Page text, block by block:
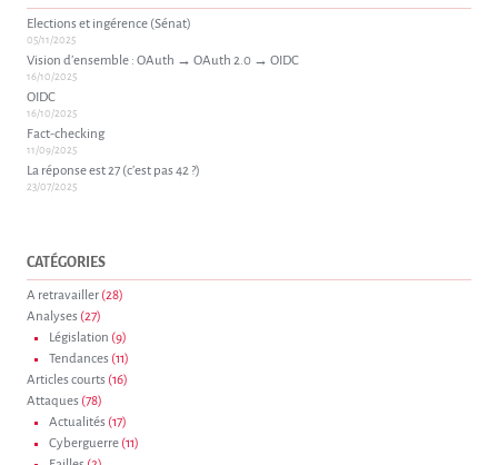
Elections et ingérence (Sénat)
05/11/2025
Vision d’ensemble : OAuth → OAuth 2.0 → OIDC
16/10/2025
OIDC
16/10/2025
Fact-checking
11/09/2025
La réponse est 27 (c’est pas 42 ?)
23/07/2025
CATÉGORIES
A retravailler (28)
Analyses (27)
Législation (9)
Tendances (11)
Articles courts (16)
Attaques (78)
Actualités (17)
Cyberguerre (11)